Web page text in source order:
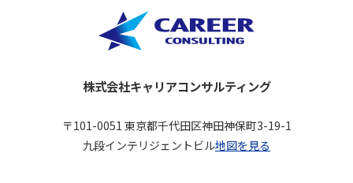
株式会社キャリアコンサルティング
〒101-0051 東京都千代田区神田神保町3-19-1
九段インテリジェントビル地図を見る